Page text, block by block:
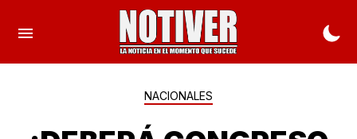
NACIONALES